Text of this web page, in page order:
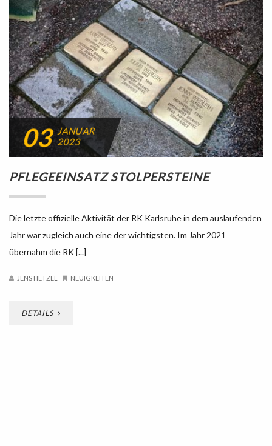
03 JANUAR
2023
PFLEGEEINSATZ STOLPERSTEINE
Die letzte offizielle Aktivität der RK Karlsruhe in dem auslaufenden
Jahr war zugleich auch eine der wichtigsten. Im Jahr 2021
übernahm die RK [...]
JENS HETZEL NEUIGKEITEN
DETAILS